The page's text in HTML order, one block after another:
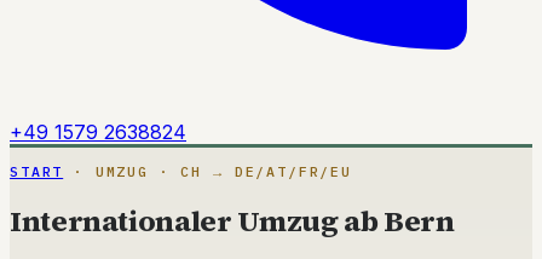
+49 1579 2638824
START · UMZUG · CH → DE/AT/FR/EU
Internationaler Umzug ab Bern